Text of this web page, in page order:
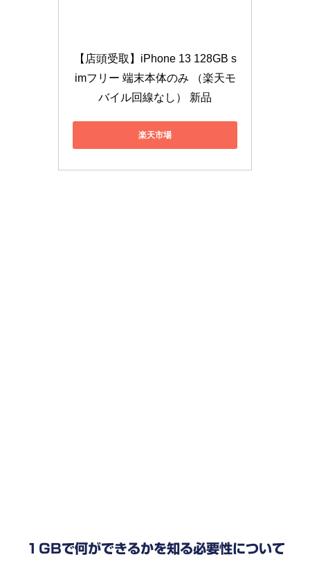
【店頭受取】iPhone 13 128GB s
imフリー 端末本体のみ （楽天モ
バイル回線なし） 新品
楽天市場
１GBで何ができるかを知る必要性について